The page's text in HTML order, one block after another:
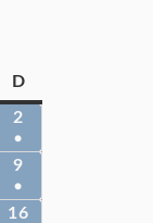
D
2
●
9
●
16